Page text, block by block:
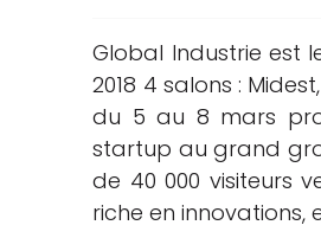
Global Industrie est
2018 4 salons :
du 5 au 8 mars
startup au grand
de 40 000 visiteurs
riche en innovations,